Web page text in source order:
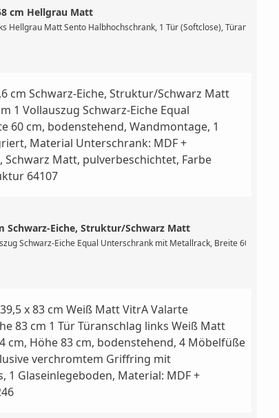
1 Staufach mit Klappdeckel, wandhängend, ohne Füße,
cm Hellgrau Matt
Hellgrau Matt Sento Halbhochschrank, 1 Tür (Softclose),
wandhängend, ohne Füße, optional ergänzbar mit 4
Schwarz-Eiche, Struktur/Schwarz Matt
Schwarz-Eiche Equal Unterschrank mit Metallrack, Breite 60